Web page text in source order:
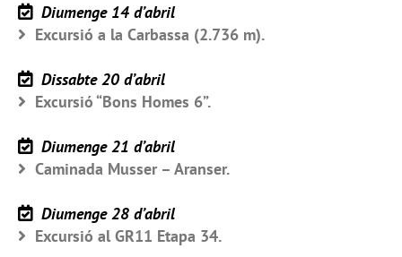
Diumenge 14 d’abril
Excursió a la Carbassa (2.736 m).
Dissabte 20 d’abril
Excursió “Bons Homes 6”.
Diumenge 21 d’abril
Caminada Musser – Aranser.
Diumenge 28 d’abril
Excursió al GR11 Etapa 34.